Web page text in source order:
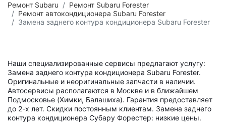
Ремонт Subaru
Ремонт Subaru Forester
Ремонт автокондиционера Subaru Forester
Замена заднего контура кондиционера Subaru Forester
Наши специализированные сервисы предлагают услугу:
Замена заднего контура кондиционера Subaru Forester.
Оригинальные и неоригинальные запчасти в наличии.
Автосервисы располагаются в Москве и в ближайшем
Подмосковье (Химки, Балашиха). Гарантия предоставляет
до 2-х лет. Скидки постоянным клиентам. Замена заднего
контура кондиционера Субару Форестер: низкие цены.